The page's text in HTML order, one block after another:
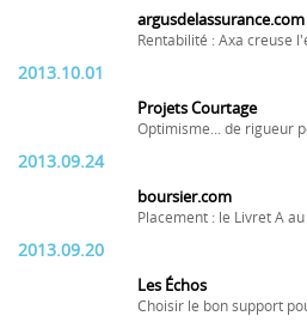
argusdelassurance.com
Rentabilité : Axa creuse
2013.10.01
Projets Courtage
Optimisme... de rigueur
2013.09.24
boursier.com
Placement : le Livret A
2013.09.20
Les Échos
Choisir le bon support